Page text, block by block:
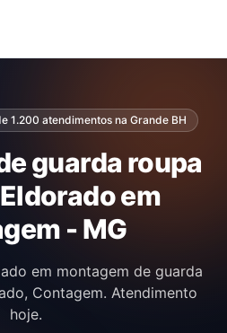
1.200 atendimentos na Grande BH
guarda roupa
em
- MG
em montagem de guarda
Contagem. Atendimento
hoje.